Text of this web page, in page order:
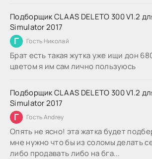
Подборщик CLAAS DELETO 300 V1.2
Simulator 2017
Г Гость Николай
Брат есть такая жутка уже ищи дон
цветом я им сам лично пользуюсь
Подборщик CLAAS DELETO 300 V1.2
Simulator 2017
Г Гость Andrey
Опять не ясно! эта жатка будет
мне нужно что бы из соломы делать
либо продавать либо на бга...